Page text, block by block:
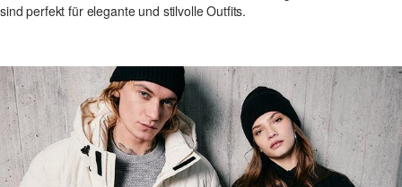
sind perfekt für elegante und stilvolle Outfits.